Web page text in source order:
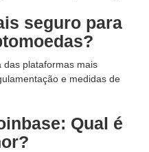
seguro para
das plataformas mais
e medidas de
Qual é